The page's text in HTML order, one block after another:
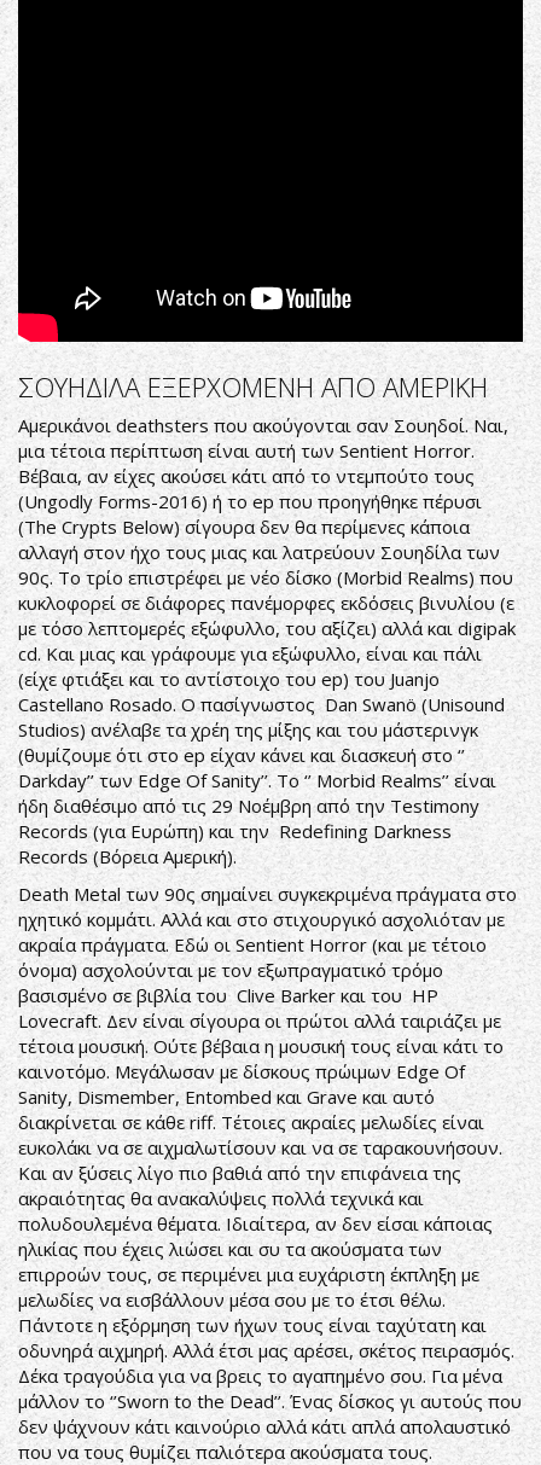
ΣΟΥΗΔΙΛΑ ΕΞΕΡΧΟΜΕΝΗ ΑΠΟ ΑΜΕΡΙΚΗ
Αμερικάνοι deathsters που ακούγονται σαν Σουηδοί. Ναι,
μια τέτοια περίπτωση είναι αυτή των Sentient Horror.
Βέβαια, αν είχες ακούσει κάτι από το ντεμπούτο τους
(Ungodly Forms-2016) ή το ep που προηγήθηκε πέρυσι
(The Crypts Below) σίγουρα δεν θα περίμενες κάποια
αλλαγή στον ήχο τους μιας και λατρεύουν Σουηδίλα των
90ς. Το τρίο επιστρέφει με νέο δίσκο (Morbid Realms) που
κυκλοφορεί σε διάφορες πανέμορφες εκδόσεις βινυλίου (ε
με τόσο λεπτομερές εξώφυλλο, του αξίζει) αλλά και digipak
cd. Και μιας και γράφουμε για εξώφυλλο, είναι και πάλι
(είχε φτιάξει και το αντίστοιχο του ep) του Juanjo
Castellano Rosado. Ο πασίγνωστος Dan Swanö (Unisound
Studios) ανέλαβε τα χρέη της μίξης και του μάστερινγκ
(θυμίζουμε ότι στο ep είχαν κάνει και διασκευή στο ‘’
Darkday’’ των Edge Of Sanity’’. To ‘’ Morbid Realms’’ είναι
ήδη διαθέσιμο από τις 29 Νοέμβρη από την Testimony
Records (για Ευρώπη) και την Redefining Darkness
Records (Βόρεια Αμερική).
Death Metal των 90ς σημαίνει συγκεκριμένα πράγματα στο
ηχητικό κομμάτι. Αλλά και στο στιχουργικό ασχολιόταν με
ακραία πράγματα. Εδώ οι Sentient Horror (και με τέτοιο
όνομα) ασχολούνται με τον εξωπραγματικό τρόμο
βασισμένο σε βιβλία του Clive Barker και του HP
Lovecraft. Δεν είναι σίγουρα οι πρώτοι αλλά ταιριάζει με
τέτοια μουσική. Ούτε βέβαια η μουσική τους είναι κάτι το
καινοτόμο. Μεγάλωσαν με δίσκους πρώιμων Edge Of
Sanity, Dismember, Entombed και Grave και αυτό
διακρίνεται σε κάθε riff. Τέτοιες ακραίες μελωδίες είναι
ευκολάκι να σε αιχμαλωτίσουν και να σε ταρακουνήσουν.
Και αν ξύσεις λίγο πιο βαθιά από την επιφάνεια της
ακραιότητας θα ανακαλύψεις πολλά τεχνικά και
πολυδουλεμένα θέματα. Ιδιαίτερα, αν δεν είσαι κάποιας
ηλικίας που έχεις λιώσει και συ τα ακούσματα των
επιρροών τους, σε περιμένει μια ευχάριστη έκπληξη με
μελωδίες να εισβάλλουν μέσα σου με το έτσι θέλω.
Πάντοτε η εξόρμηση των ήχων τους είναι ταχύτατη και
οδυνηρά αιχμηρή. Αλλά έτσι μας αρέσει, σκέτος πειρασμός.
Δέκα τραγούδια για να βρεις το αγαπημένο σου. Για μένα
μάλλον το ‘’Sworn to the Dead’’. Ένας δίσκος γι αυτούς που
δεν ψάχνουν κάτι καινούριο αλλά κάτι απλά απολαυστικό
που να τους θυμίζει παλιότερα ακούσματα τους.